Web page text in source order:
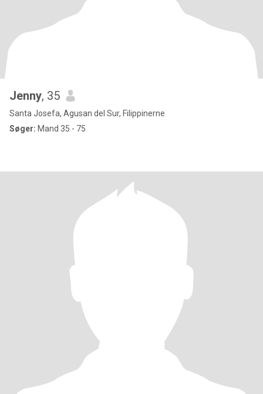
Jenny, 35
Santa Josefa, Agusan del Sur, Filippinerne
Søger: Mand 35 - 75